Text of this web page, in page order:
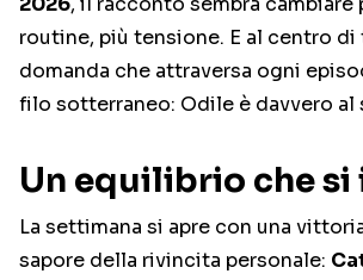
routine, più tensione. E al centro di
domanda che attraversa ogni
filo sotterraneo: Odile è davvero al
Un equilibrio che si
La settimana si apre con una
sapore della rivincita personale: